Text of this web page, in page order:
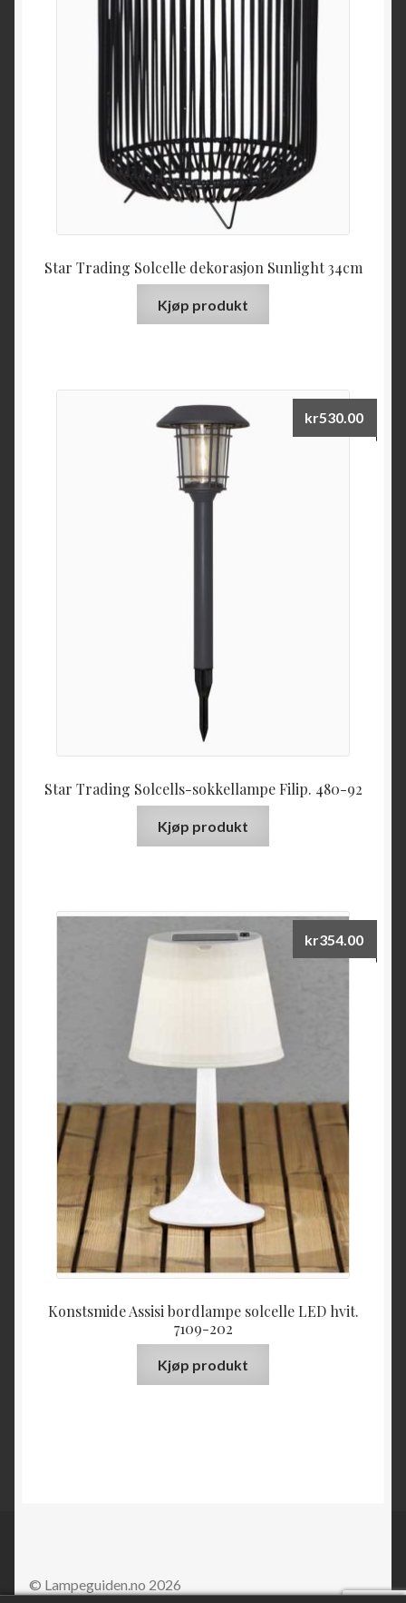
Star Trading Solcelle dekorasjon Sunlight 34cm
Kjøp produkt
Star Trading Solcells-sokkellampe Filip. 480-92
kr530.00
Kjøp produkt
Konstsmide Assisi bordlampe solcelle LED hvit.
7109-202
kr354.00
Kjøp produkt
© Lampeguiden.no 2026